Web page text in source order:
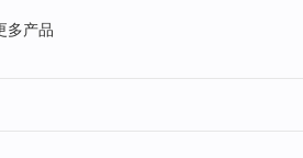
多产品